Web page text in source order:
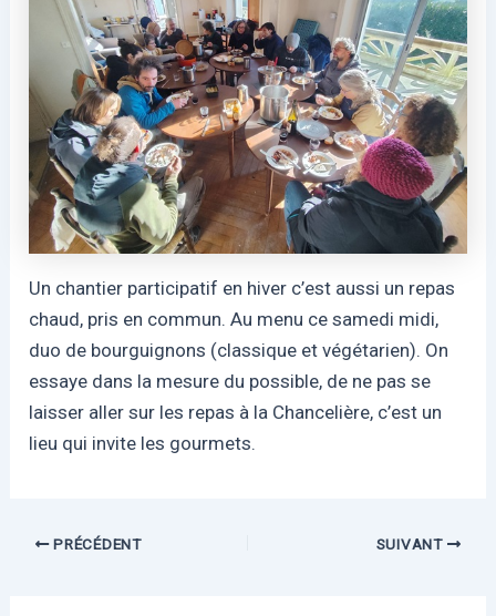
Un chantier participatif en hiver c’est aussi un repas
chaud, pris en commun. Au menu ce samedi midi,
duo de bourguignons (classique et végétarien). On
essaye dans la mesure du possible, de ne pas se
laisser aller sur les repas à la Chancelière, c’est un
lieu qui invite les gourmets.
Navigation
PRÉCÉDENT SUIVANT